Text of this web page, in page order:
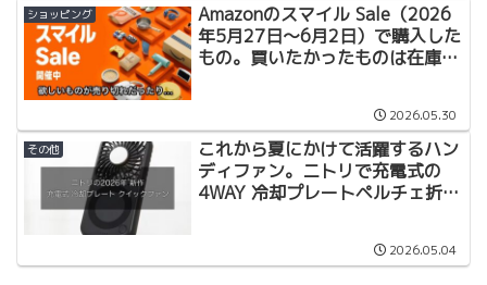
ショッピング
Amazonのスマイル Sale（2026
年5月27日〜6月2日）で購入した
もの。買いたかったものは在庫な
2026.05.30
その他
これから夏にかけて活躍するハン
ディファン。ニトリで充電式の
4WAY 冷却プレートペルチェ折り
2026.05.04